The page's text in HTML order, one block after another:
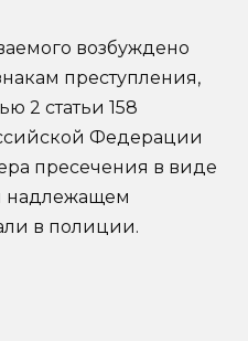
возбуждено
преступления,
2 статьи 158
Федерации
пресечения в виде
надлежащем
в полиции.